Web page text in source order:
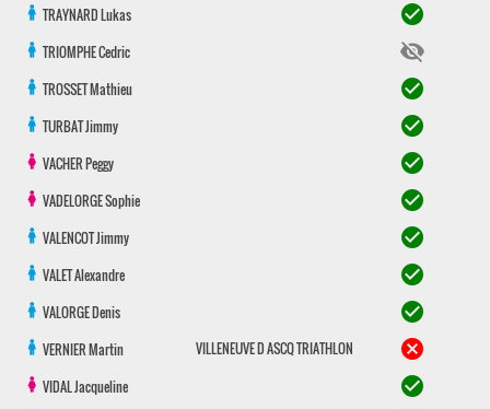
TRAYNARDLukas check_circle
TRIOMPHECedric visibility_off
TROSSETMathieu check_circle
TURBATJimmy check_circle
VACHERPeggy check_circle
VADELORGESophie check_circle
VALENCOTJimmy check_circle
VALETAlexandre check_circle
VALORGEDenis check_circle
VERNIERMartin VILLENEUVE D ASCQ TRIATHLON cancel
VIDALJacqueline check_circle